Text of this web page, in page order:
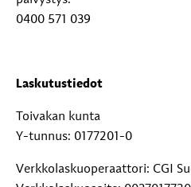
0400 571 039
Laskutustiedot
Toivakan kunta
Y-tunnus: 0177201-0
Verkkolaskuoperaattori: CGI